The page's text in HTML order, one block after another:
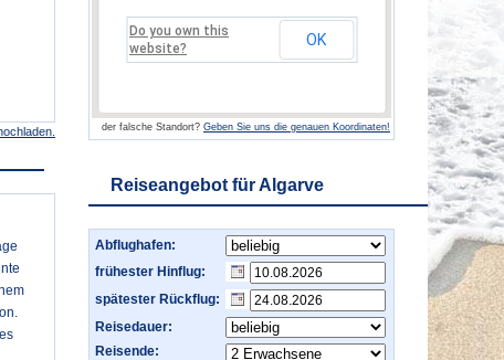
Do you own this
website?
OK
der falsche Standort? Geben Sie uns die genauen Koordinaten!
Reiseangebot für Algarve
Abflughafen:
frühester Hinflug:
spätester Rückflug:
Reisedauer:
Reisende: